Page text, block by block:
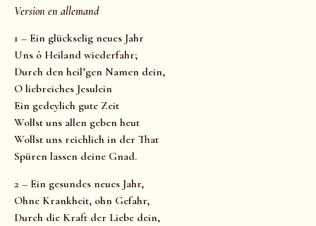
Version en allemand
1 – Ein glückselig neues Jahr
Uns ô Heiland wiederfahr;
Durch den heil’gen Namen dein,
O liebreiches Jesulein
Ein gedeylich gute Zeit
Wollst uns allen geben heut
Wollst uns reichlich in der That
Spüren lassen deine Gnad.
2 – Ein gesundes neues Jahr,
Ohne Krankheit, ohn Gefahr,
Durch die Kraft der Liebe dein,